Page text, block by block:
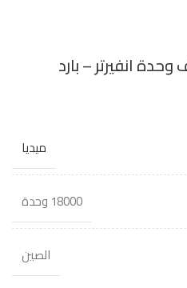
ميديا
18000 وحدة
الصين